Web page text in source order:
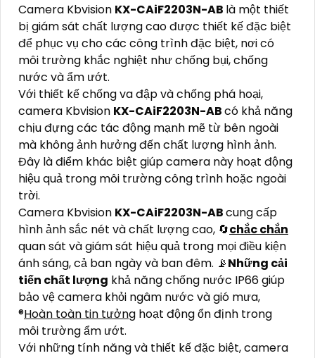
Camera Kbvision KX-CAiF2203N-AB là một thiết
bị giám sát chất lượng cao được thiết kế đặc biệt
để phục vụ cho các công trình đặc biệt, nơi có
môi trường khắc nghiệt như chống bụi, chống
nước và ẩm ướt.
Với thiết kế chống va đập và chống phá hoại,
camera Kbvision KX-CAiF2203N-ABcó khả năng
chịu đựng các tác động mạnh mẽ từ bên ngoài
mà không ảnh hưởng đến chất lượng hình ảnh.
Đây là điểm khác biệt giúp camera này hoạt động
hiệu quả trong môi trường công trình hoặc ngoài
trời.
Camera Kbvision KX-CAiF2203N-ABcung cấp
hình ảnh sắc nét và chất lượng cao, 🔄chắc chắn
quan sát và giám sát hiệu quả trong mọi điều kiện
ánh sáng, cả ban ngày và ban đêm. 📡Những cải
tiến chất lượng khả năng chống nước IP66 giúp
bảo vệ camera khỏi ngâm nước và gió mưa,
®️Hoàn toàn tin tưởng hoạt động ổn định trong
môi trường ẩm ướt.
Với những tính năng và thiết kế đặc biệt, camera